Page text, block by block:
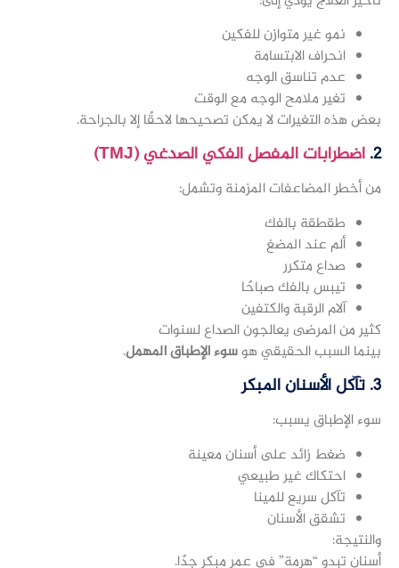
نمو غير متوازن للفكين
انحراف الابتسامة
عدم تناسق الوجه
تغير ملامح الوجه مع الوقت
بعض هذه التغيرات لا يمكن تصحيحها لاحقًا إلا بالجراحة.
2. اضطرابات المفصل الفكي الصدغي (TMJ)
من أخطر المضاعفات المزمنة وتشمل:
طقطقة بالفك
ألم عند المضغ
صداع متكرر
تيبس بالفك صباحًا
آلام الرقبة والكتفين
كثير من المرضى يعالجون الصداع لسنوات
بينما السبب الحقيقي هوسوء الإطباق المهمل.
3. تآكل الأسنان المبكر
سوء الإطباق يسبب:
ضغط زائد على أسنان معينة
احتكاك غير طبيعي
تآكل سريع للمينا
تشقق الأسنان
والنتيجة:
أسنان تبدو “هرمة” في عمر مبكر جدًا.